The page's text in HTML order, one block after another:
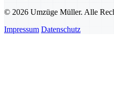
© 2026 Umzüge Müller. Alle
Impressum Datenschutz